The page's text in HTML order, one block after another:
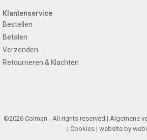
Klantenservice
Bestellen
Betalen
Verzenden
Retourneren & Klachten
©2026 Colman - All rights reserved | Algemene
| Cookies | website by